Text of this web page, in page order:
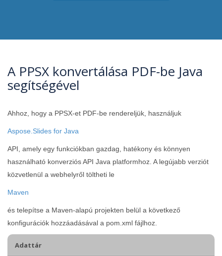
A PPSX konvertálása PDF-be Java
segítségével
Ahhoz, hogy a PPSX-et PDF-be rendereljük, használjuk
Aspose.Slides for Java
API, amely egy funkciókban gazdag, hatékony és könnyen
használható konverziós API Java platformhoz. A legújabb verziót
közvetlenül a webhelyről töltheti le
Maven
és telepítse a Maven-alapú projekten belül a következő
konfigurációk hozzáadásával a pom.xml fájlhoz.
Adattár